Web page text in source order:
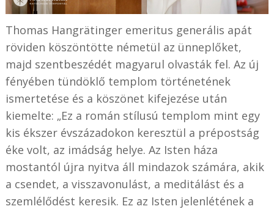
Thomas Hangrätinger emeritus generális apát
röviden köszöntötte németül az ünneplőket,
majd szentbeszédét magyarul olvasták fel. Az új
fényében tündöklő templom történetének
ismertetése és a köszönet kifejezése után
kiemelte: „Ez a román stílusú templom mint egy
kis ékszer évszázadokon keresztül a prépostság
éke volt, az imádság helye. Az Isten háza
mostantól újra nyitva áll mindazok számára, akik
a csendet, a visszavonulást, a meditálást és a
szemlélődést keresik. Ez az Isten jelenlétének a